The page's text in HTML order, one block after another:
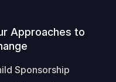
Approaches to
Sponsorship